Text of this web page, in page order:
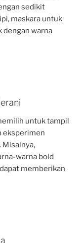
sedikit
maskara untuk
dengan warna
untuk tampil
eksperimen
Misalnya,
warna bold
memberikan